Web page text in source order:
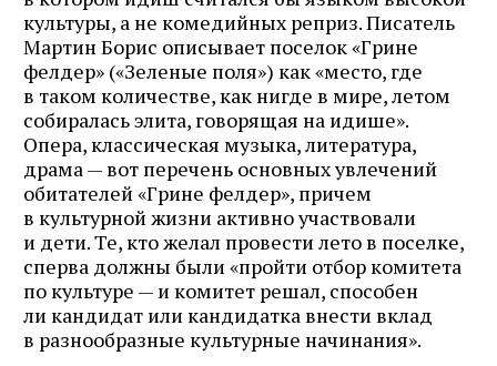
культуры, а не комедийных реприз. Писатель
Мартин Борис описывает поселок «Грине
фелдер» («Зеленые поля») как «место, где
в таком количестве, как нигде в мире, летом
собиралась элита, говорящая на идише».
Опера, классическая музыка, литература,
драма — вот перечень основных увлечений
обитателей «Грине фелдер», причем
в культурной жизни активно участвовали
и дети. Те, кто желал провести лето в поселке,
сперва должны были «пройти отбор комитета
по культуре — и комитет решал, способен
ли кандидат или кандидатка внести вклад
в разнообразные культурные начинания».